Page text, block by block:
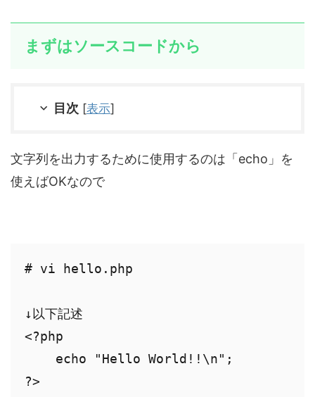
まずはソースコードから
目次 [表示]
文字列を出力するために使用するのは「echo」を
使えばOKなので
# vi hello.php
↓以下記述
<?php
    echo "Hello World!!\n";
?>